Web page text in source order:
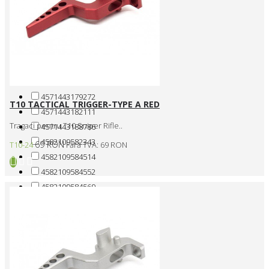
10987500000
11245330900
15905-A
4571443179272
4571443182111
4571443188786
4582109582343
4582109584514
4582109584552
4582109584569
4582109584620
4582109584644
T10 TACTICAL TRIGGER-TYPE A RED
Tragaci pentru T10 Sniper Rifle..
T10-2469 RON Fără TVA: 69 RON